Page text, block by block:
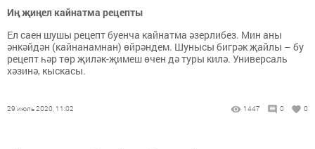
Иң җиңел кайнатма рецепты
Ел саен шушы рецепт буенча кайнатма әзерлибез. Мин аны
әнкәйдән (кайнанамнан) өйрәндем. Шунысы бигрәк җайлы – бу
рецепт һәр төр җиләк-җимеш өчен дә туры килә. Универсаль
хәзинә, кыскасы.
29 июль 2020, 11:02 1447 0 0